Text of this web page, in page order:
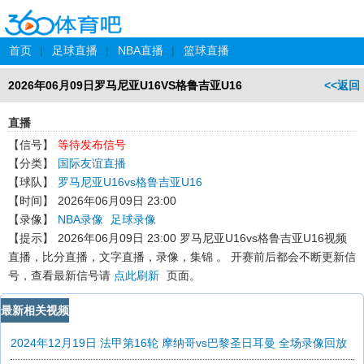
首页 | 足球直播 | NBA直播 | 篮球直播
<<返回
2026年06月09日罗马尼亚U16VS格鲁吉亚U16
直播
【信号】
等待发布信号
【分类】
国际友谊直播
【球队】
罗马尼亚U16vs格鲁吉亚U16
【时间】
2026年06月09日 23:00
【录像】
NBA录像
足球录像
【提示】
2026年06月09日 23:00 罗马尼亚U16vs格鲁吉亚U16视频
直播，比分直播，文字直播，录像，集锦 。 开赛前后都会不断更新信
号，查看最新信号请 点此刷新 页面。
最新相关视频
2024年12月19日 法甲第16轮 摩纳哥vs巴黎圣日耳曼 全场录像回放